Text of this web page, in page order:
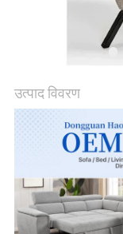
साइटमैप
गोपनीयता
नीति
उत्पाद विवरण